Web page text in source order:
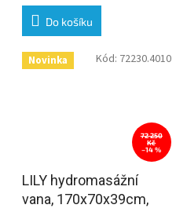
Do košíku
Novinka
72 250
Kč
–14 %
LILY hydromasážní
vana, 170x70x39cm,
Kód: 72230.4010